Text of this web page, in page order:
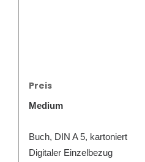
Preis
Medium
Buch, DIN A 5, kartoniert
Digitaler Einzelbezug